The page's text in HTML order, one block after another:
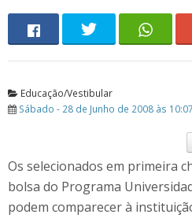
Educação/Vestibular
Sábado - 28 de Junho de 2008 às 10:07
Os selecionados em primeira
bolsa do Programa
podem comparecer à